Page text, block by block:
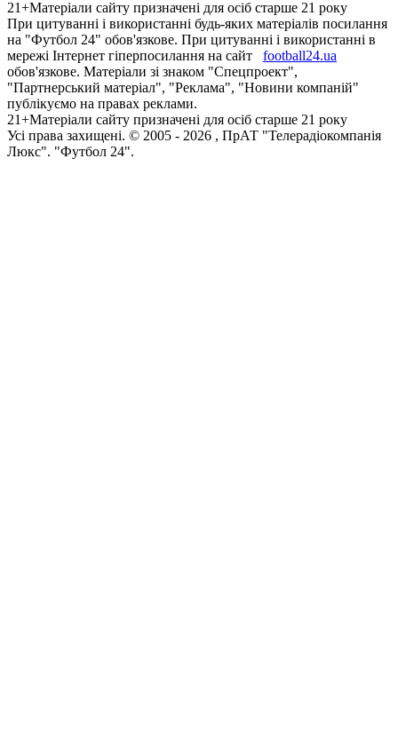
21+Матеріали сайту призначені для осіб старше 21 року
При цитуванні і використанні будь-яких матеріалів посилання
на "Футбол 24" обов'язкове. При цитуванні і використанні в
мережі Інтернет гіперпосилання на сайт
football24.ua
обов'язкове. Матеріали зі знаком "Спецпроект",
"Партнерський матеріал", "Реклама", "Новини компаній"
публікуємо на правах реклами.
21+Матеріали сайту призначені для осіб старше 21 року
Усi права захищенi. © 2005 - 2026 , ПрАТ "Телерадіокомпанія
Люкс". "Футбол 24".